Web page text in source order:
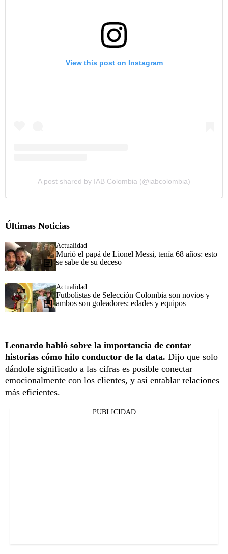
View this post on Instagram
A post shared by IAB Colombia (@iabcolombia)
Últimas Noticias
Actualidad
Murió el papá de Lionel Messi, tenía 68 años: esto
se sabe de su deceso
Actualidad
Futbolistas de Selección Colombia son novios y
ambos son goleadores: edades y equipos
Leonardo habló sobre la importancia de contar
historias cómo hilo conductor de la data. Dijo que solo
dándole significado a las cifras es posible conectar
emocionalmente con los clientes, y así entablar relaciones
más eficientes.
PUBLICIDAD